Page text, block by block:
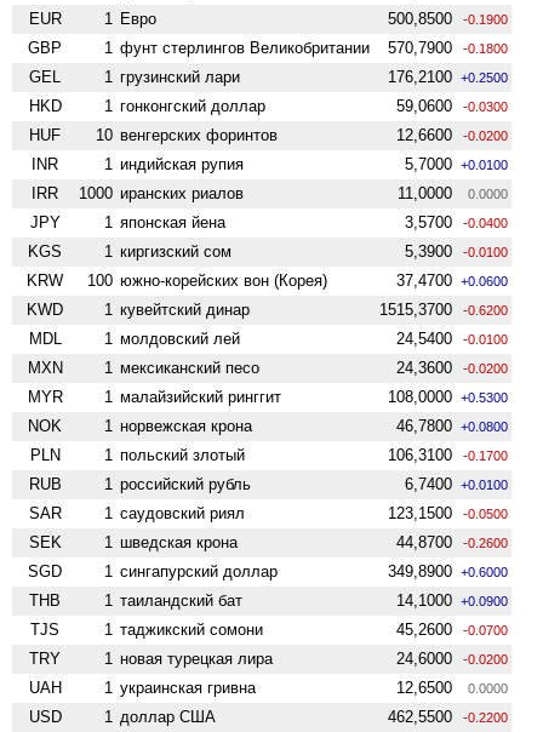
EUR 1 Евро 500,8500 -0.1900
GBP 1 фунт стерлингов Велико­британии 570,7900 -0.1800
GEL 1 грузинский лари 176,2100 +0.2500
HKD 1 гонконгский доллар 59,0600 -0.0300
HUF 10 венгерских форинтов 12,6600 -0.0200
INR 1 индийская рупия 5,7000 +0.0100
IRR 1000 иранских риалов 11,0000 0.0000
JPY 1 японская йена 3,5700 -0.0400
KGS 1 киргизский сом 5,3900 -0.0100
KRW 100 южно-корейских вон (Корея) 37,4700 +0.0600
KWD 1 кувейтский динар 1515,3700 -0.6200
MDL 1 молдовский лей 24,5400 -0.0100
MXN 1 мексиканский песо 24,3600 -0.0200
MYR 1 малайзийский ринггит 108,0000 +0.5300
NOK 1 норвежская крона 46,7800 +0.0800
PLN 1 польский злотый 106,3100 -0.1700
RUB 1 российский рубль 6,7400 +0.0100
SAR 1 саудовский риял 123,1500 -0.0500
SEK 1 шведская крона 44,8700 -0.2600
SGD 1 сингапурский доллар 349,8900 +0.6000
THB 1 таиландский бат 14,1000 +0.0900
TJS 1 таджикский сомони 45,2600 -0.0700
TRY 1 новая турецкая лира 24,6000 -0.0200
UAH 1 украинская гривна 12,6500 0.0000
USD 1 доллар США 462,5500 -0.2200